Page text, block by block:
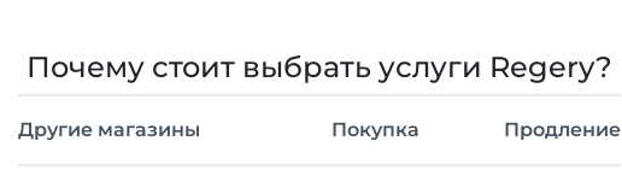
Почему стоит выбрать услуги Regery?
Другие магазины Покупка Продление